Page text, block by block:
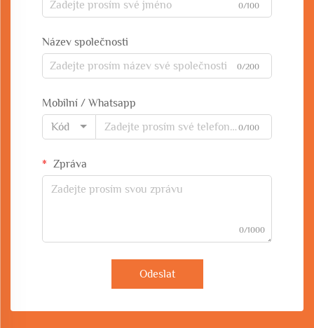
0/100
Název společnosti
0/200
Mobilní / Whatsapp
Kód
0/100
Zpráva
0/1000
Odeslat